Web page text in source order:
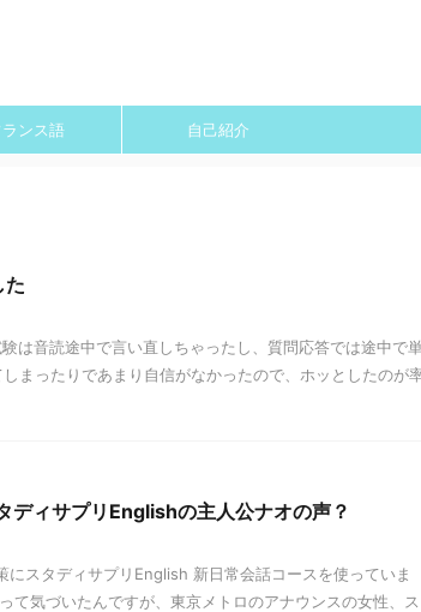
ランス語 自己紹介
た
は音読途中で言い直しちゃったし、質問応答では途中で
まったりであまり自信がなかったので、ホッとしたのが
ディサプリEnglishの主人公ナオの声？
にスタディサプリEnglish 新日常会話コースを使っていま
て気づいたんですが、東京メトロのアナウンスの女性、ス